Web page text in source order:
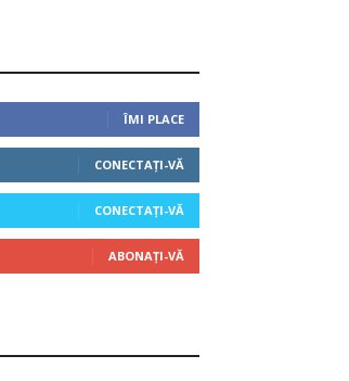
ÎMI PLACE
CONECTAȚI-VĂ
CONECTAȚI-VĂ
ABONAȚI-VĂ